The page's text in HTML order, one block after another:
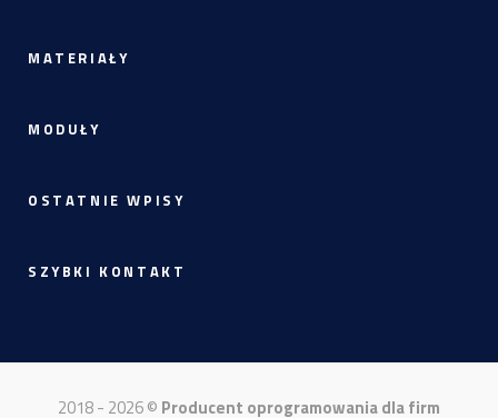
MATERIAŁY
MODUŁY
OSTATNIE WPISY
SZYBKI KONTAKT
2018 - 2026 © Producent oprogramowania dla firm